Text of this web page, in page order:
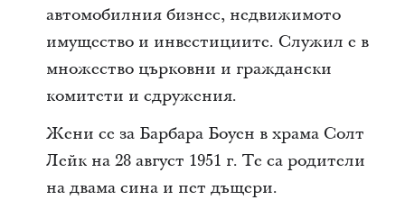
автомобилния бизнес, недвижимото
имущество и инвестициите. Служил е в
множество църковни и граждански
комитети и сдружения.
Жени се за Барбара Боуен в храма Солт
Лейк на 28 август 1951 г. Те са родители
на двама сина и пет дъщери.